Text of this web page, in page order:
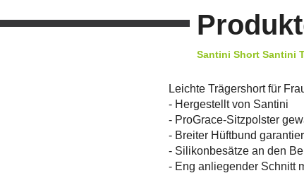
Santini Short Santini
Leichte Trägershort für
- Hergestellt von Santini
- ProGrace-Sitzpolster
- Breiter Hüftbund
- Silikonbesätze an den
- Eng anliegender Schnitt